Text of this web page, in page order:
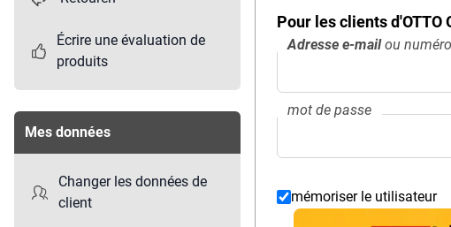
Overlay
Écrire une évaluation de
produits
Mes données
Changer les données de
client
Pour les clients d'OTTO
Adresse e-mailou
mot de passe
mémoriser le utilisateur